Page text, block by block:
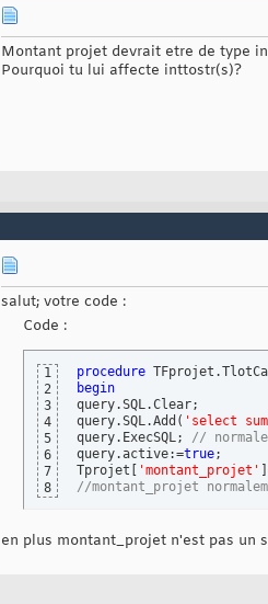
Montant projet devrait etre de type
Pourquoi tu lui affecte inttostr(s)?
salut; votre code :
Code :
1
2
3
4
5
6
7
8
procedure
begin
query.SQL.Clear;
query.SQL.Add ( 'select
query.ExecSQL; //
query.active:=true;
Tprojet
'montant_projet'
//montant_projet
en plus montant_projet n'est pas un